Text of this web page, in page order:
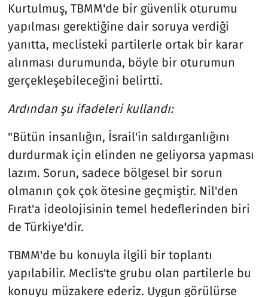
Kurtulmuş, TBMM'de bir güvenlik oturumu
yapılması gerektiğine dair soruya verdiği
yanıtta, meclisteki partilerle ortak bir karar
alınması durumunda, böyle bir oturumun
gerçekleşebileceğini belirtti.
Ardından şu ifadeleri kullandı:
"Bütün insanlığın, İsrail'in saldırganlığını
durdurmak için elinden ne geliyorsa yapması
lazım. Sorun, sadece bölgesel bir sorun
olmanın çok çok ötesine geçmiştir. Nil'den
Fırat'a ideolojisinin temel hedeflerinden biri
de Türkiye'dir.
TBMM'de bu konuyla ilgili bir toplantı
yapılabilir. Meclis'te grubu olan partilerle bu
konuyu müzakere ederiz. Uygun görülürse